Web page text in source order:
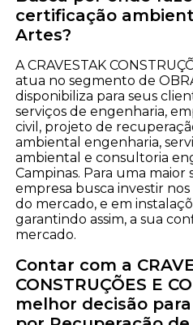
certificação
Artes?
A CRAVESTAK
atua no segmento de
disponibiliza para seus
serviços de engenharia,
civil, projeto de
ambiental engenharia,
ambiental e consultoria
Campinas. Para uma maior
empresa busca investir
do mercado, e em
garantindo assim, a sua
mercado.
Contar com a
CONSTRUÇÕES E
melhor decisão